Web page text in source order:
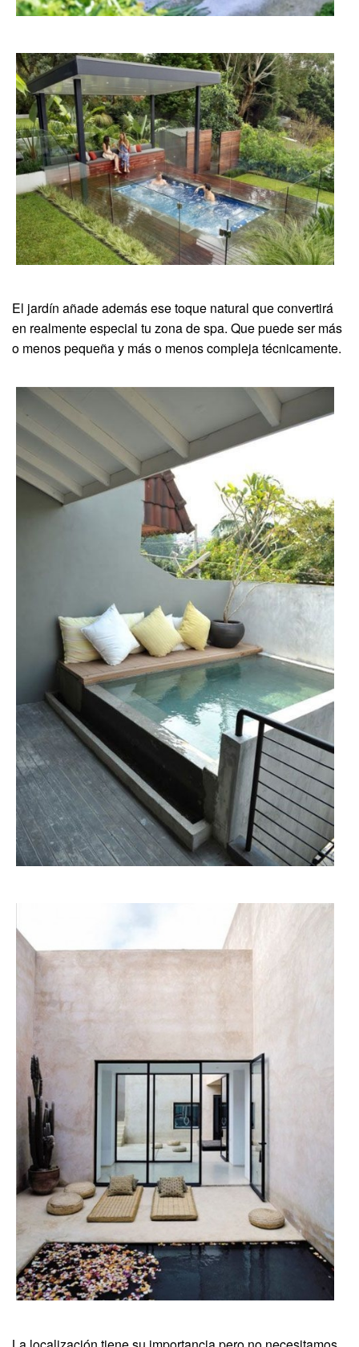
El jardín añade además ese toque natural que convertirá
en realmente especial tu zona de spa. Que puede ser más
o menos pequeña y más o menos compleja técnicamente.